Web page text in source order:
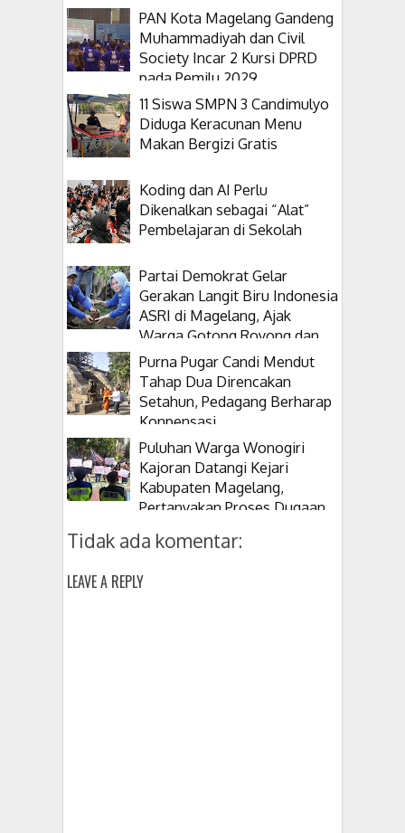
PAN Kota Magelang Gandeng
Muhammadiyah dan Civil
Society Incar 2 Kursi DPRD
pada Pemilu 2029
11 Siswa SMPN 3 Candimulyo
Diduga Keracunan Menu
Makan Bergizi Gratis
Koding dan AI Perlu
Dikenalkan sebagai “Alat”
Pembelajaran di Sekolah
Partai Demokrat Gelar
Gerakan Langit Biru Indonesia
ASRI di Magelang, Ajak
Warga Gotong Royong dan
Tanam Pohon
Purna Pugar Candi Mendut
Tahap Dua Direncakan
Setahun, Pedagang Berharap
Konpensasi
Puluhan Warga Wonogiri
Kajoran Datangi Kejari
Kabupaten Magelang,
Pertanyakan Proses Dugaan
Tidak ada komentar:
LEAVE A REPLY